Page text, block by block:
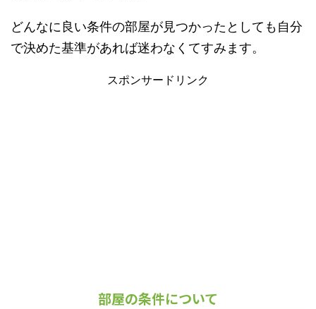
どんなに良い条件の部屋が見つかったとしても自分
で決めた基準があれば迷わなくてすみます。
スポンサードリンク
部屋の条件について